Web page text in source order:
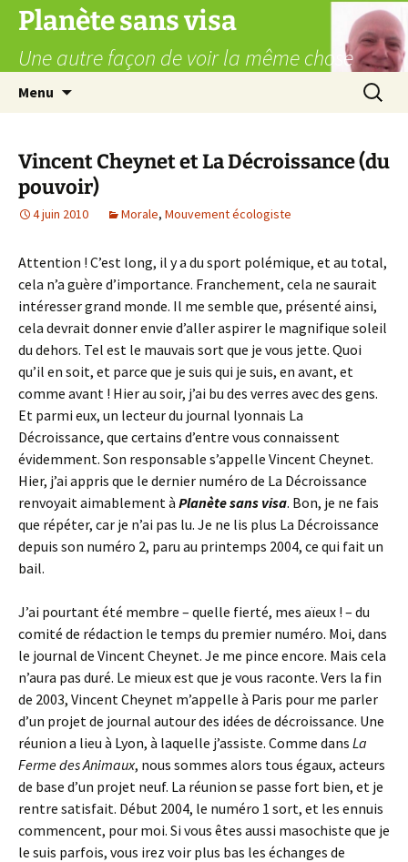
Aller
contenu
Planète sans visa
Une autre façon de voir la même chose
Menu
Vincent Cheynet et La Décroissance (du
pouvoir)
4 juin 2010 Morale, Mouvement écologiste
Attention ! C’est long, il y a du sport polémique, et au total,
cela n’a guère d’importance. Franchement, cela ne saurait
intéresser grand monde. Il me semble que, présenté ainsi,
cela devrait donner envie d’aller aspirer le magnifique soleil
du dehors. Tel est le mauvais sort que je vous jette. Quoi
qu’il en soit, et parce que je suis qui je suis, en avant, et
comme avant ! Hier au soir, j’ai bu des verres avec des gens.
Et parmi eux, un lecteur du journal lyonnais La
Décroissance, que certains d’entre vous connaissent
évidemment. Son responsable s’appelle Vincent Cheynet.
Hier, j’ai appris que le dernier numéro de La Décroissance
renvoyait aimablement à Planète sans visa. Bon, je ne fais
que répéter, car je n’ai pas lu. Je ne lis plus La Décroissance
depuis son numéro 2, paru au printemps 2004, ce qui fait un
bail.
J’ai pourtant été membre – quelle fierté, mes aïeux ! – du
comité de rédaction le temps du premier numéro. Moi, dans
le journal de Vincent Cheynet. Je me pince encore. Mais cela
n’aura pas duré. Le mieux est que je vous raconte. Vers la fin
de 2003, Vincent Cheynet m’appelle à Paris pour me parler
d’un projet de journal autour des idées de décroissance. Une
réunion a lieu à Lyon, à laquelle j’assiste. Comme dans La
Ferme des Animaux, nous sommes alors tous égaux, acteurs
de base d’un projet neuf. La réunion se passe fort bien, et je
rentre satisfait. Début 2004, le numéro 1 sort, et les ennuis
commencent, pour moi. Si vous êtes aussi masochiste que je
le suis parfois, vous irez voir plus bas les échanges de